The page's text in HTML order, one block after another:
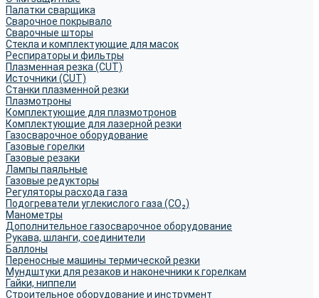
Палатки сварщика
Сварочное покрывало
Сварочные шторы
Стекла и комплектующие для масок
Респираторы и фильтры
Плазменная резка (CUT)
Источники (CUT)
Станки плазменной резки
Плазмотроны
Комплектующие для плазмотронов
Комплектующие для лазерной резки
Газосварочное оборудование
Газовые горелки
Газовые резаки
Лампы паяльные
Газовые редукторы
Регуляторы расхода газа
Подогреватели углекислого газа (CO₂)
Манометры
Дополнительное газосварочное оборудование
Рукава, шланги, соединители
Баллоны
Переносные машины термической резки
Мундштуки для резаков и наконечники к горелкам
Гайки, ниппели
Строительное оборудование и инструмент